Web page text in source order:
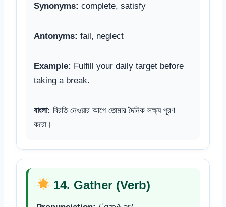
Synonyms: complete, satisfy
Antonyms: fail, neglect
Example: Fulfill your daily target before
taking a break.
বাংলা: বিরতি নেওয়ার আগে তোমার দৈনিক লক্ষ্য পূরণ
করো।
14. Gather (Verb)